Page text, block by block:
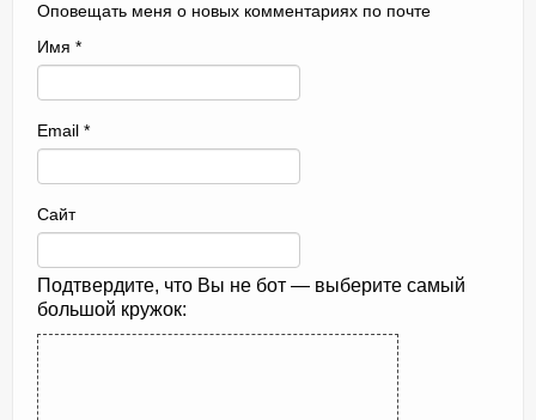
Оповещать меня о новых комментариях по почте
Имя *
Email *
Сайт
Подтвердите, что Вы не бот — выберите самый
большой кружок: